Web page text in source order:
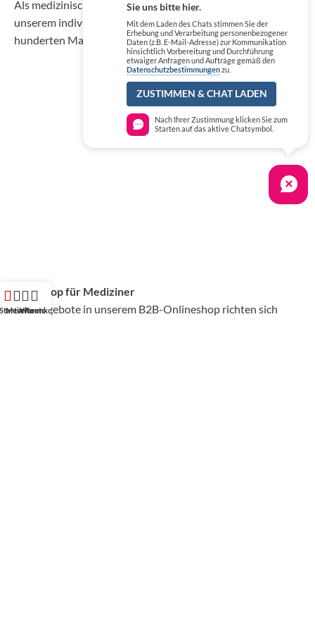
Als medizinischer Fachgroßhandel bieten wir Ihnen, neben
unserem individuellen Service, über 50.000 Artikel von
hunderten Marken zu Top-Konditionen.
Profishop für Mediziner
Die Angebote in unserem B2B-Onlineshop richten sich
Startseite
Mein Konto
Warenkorb
Sie uns bitte hier.
Mit dem Laden des Chats stimmen Sie der
Erhebung und Verarbeitung personenbezogener
Daten (z.B. E-Mail-Adresse) zur Kommunikation
hinsichtlich Vorbereitung und Durchführung
etwaiger Anfragen und Aufträge gemäß den
Datenschutzbestimmungenzu.
ZUSTIMMEN & CHAT LADEN
Nach Ihrer Zustimmung klicken Sie zum
Starten auf das aktive Chatsymbol.